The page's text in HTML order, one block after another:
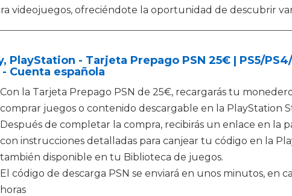
videojuegos, ofreciéndote la oportunidad de descubrir
PlayStation - Tarjeta Prepago PSN 25€ | PS5/
- Cuenta española
Con la Tarjeta Prepago PSN de 25€, recargarás tu
comprar juegos o contenido descargable en la PlayStation
Después de completar la compra, recibirás un enlace en la
con instrucciones detalladas para canjear tu código en la
también disponible en tu Biblioteca de juegos.
El código de descarga PSN se enviará en unos minutos, en
horas